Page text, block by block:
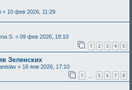
« 10 фев 2026, 11:29
S. « 09 фев 2026, 18:10
1 2 3 4 5
Зеленских
« 16 янв 2026, 17:10
1 5 6 7 8